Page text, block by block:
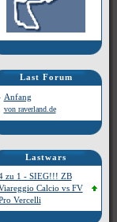
Last Forum
Anfang
von raverland.de
Lastwars
zu 1 - SIEG!!! ZB
Calcio vs FV
Vercelli